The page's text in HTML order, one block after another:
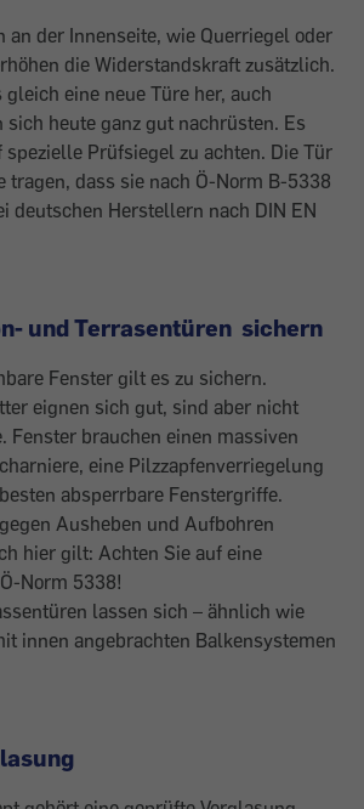
an der Innenseite, wie Querriegel oder
die Widerstandskraft zusätzlich.
eine neue Türe her, auch
sich heute ganz gut nachrüsten. Es
Prüfsiegel zu achten. Die Tür
tragen, dass sie nach Ö-Norm B-5338
deutschen Herstellern nach DIN EN
und Terrasentüren sichern
Fenster gilt es zu sichern.
eignen sich gut, sind aber nicht
Fenster brauchen einen massiven
eine Pilzzapfenverriegelung
absperrbare Fenstergriffe.
Ausheben und Aufbohren
hier gilt: Achten Sie auf eine
Norm 5338!
lassen sich – ähnlich wie
innen angebrachten Balkensystemen